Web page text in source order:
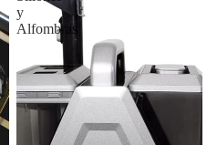
y
Alfombras